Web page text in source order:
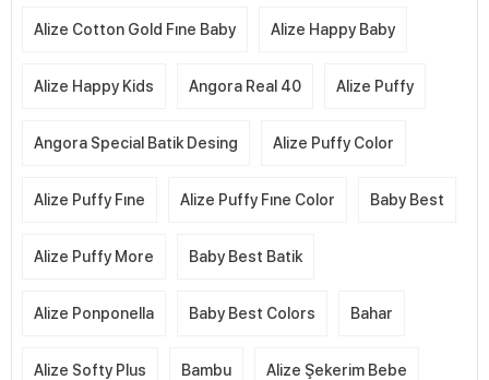
Alize Cotton Gold Fıne Baby Alize Happy Baby
Alize Happy Kids Angora Real 40 Alize Puffy
Angora Special Batik Desing Alize Puffy Color
Alize Puffy Fıne Alize Puffy Fıne Color Baby Best
Alize Puffy More Baby Best Batik
Alize Ponponella Baby Best Colors Bahar
Alize Softy Plus Bambu Alize Şekerim Bebe